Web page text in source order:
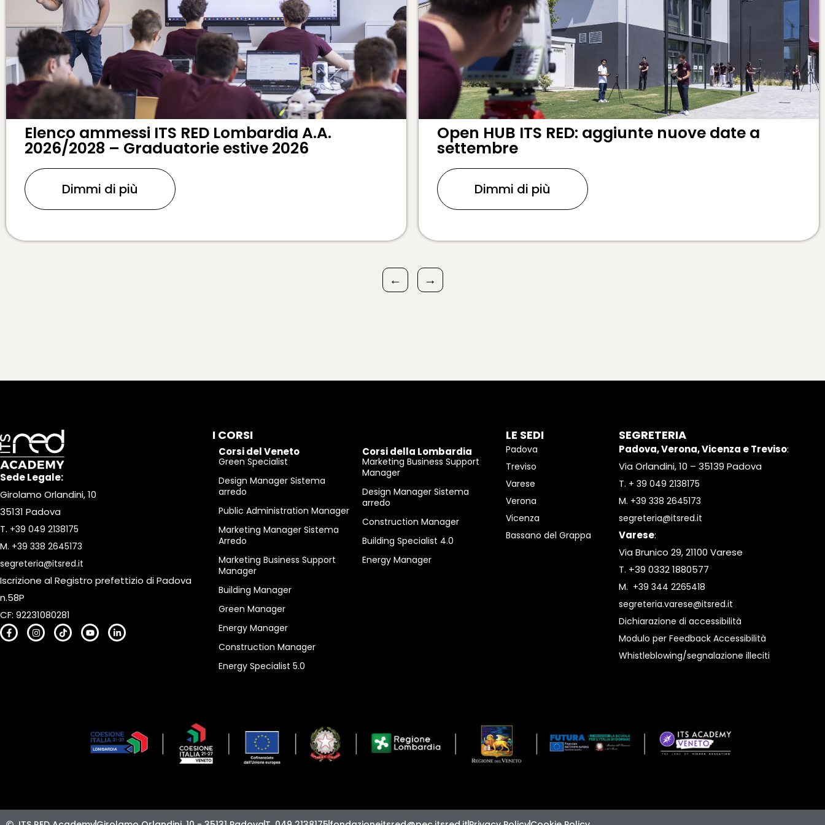
Elenco ammessi ITS RED Lombardia A.A.
2026/2028 – Graduatorie estive 2026
Dimmi di più
Open HUB ITS RED: aggiunte nuove date a
settembre
Dimmi di più
← →
Sede Legale:
Girolamo Orlandini, 10
35131 Padova
T. +39 049 2138175
M. +39 338 2645173
segreteria@itsred.it
Iscrizione al Registro prefettizio di Padova
n.58P
CF: 92231080281
I CORSI
Corsi del Veneto
Green Specialist
Design Manager Sistema
arredo
Public Administration Manager
Marketing Manager Sistema
Arredo
Marketing Business Support
Manager
Building Manager
Green Manager
Energy Manager
Construction Manager
Energy Specialist 5.0
Corsi della Lombardia
Marketing Business Support
Manager
Design Manager Sistema
arredo
Construction Manager
Building Specialist 4.0
Energy Manager
LE SEDI
Padova
Treviso
Varese
Verona
Vicenza
Bassano del Grappa
SEGRETERIA
Padova, Verona, Vicenza e Treviso:
Via Orlandini, 10 – 35139 Padova
T. + 39 049 2138175
M. +39 338 2645173
segreteria@itsred.it
Varese:
Via Brunico 29, 21100 Varese
T. +39 0332 1880577
M. +39 344 2265418
segreteria.varese@itsred.it
Dichiarazione di accessibilità
Modulo per Feedback Accessibilità
Whistleblowing/segnalazione illeciti